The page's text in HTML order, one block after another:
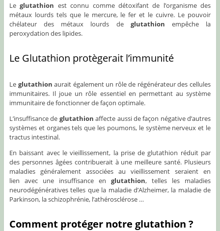
Leglutathion est connu comme détoxifant de l’organisme des
métaux lourds tels que le mercure, le fer et le cuivre. Le pouvoir
chélateur des métaux lourds de glutathion empêche la
peroxydation des lipides.
Le Glutathion protègerait l’immunité
Le glutathionaurait également un rôle de régénérateur des cellules
immunitaires. Il joue un rôle essentiel en permettant au système
immunitaire de fonctionner de façon optimale.
L’insuffisance de glutathion affecte aussi de façon négative d’autres
systèmes et organes tels que les poumons, le système nerveux et le
tractus intestinal.
En baissant avec le vieillissement, la prise de glutathion réduit par
des personnes âgées contribuerait à une meilleure santé. Plusieurs
maladies généralement associées au vieillissement seraient en
lien avec une insuffisance englutathion, telles les maladies
neurodégénératives telles que la maladie d’Alzheimer, la maladie de
Parkinson, la schizophrénie, l’athérosclérose …
Comment protéger notre glutathion ?